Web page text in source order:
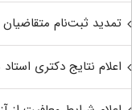
تمدید ثبت‌نام متقاضیان
اعلام نتایج دکتری استاد